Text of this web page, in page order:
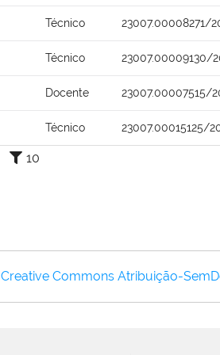
Técnico 23007.00008271/
Técnico 23007.00009130/
Docente 23007.00007515/
Técnico 23007.00015125/
10
Creative Commons Atribuição-